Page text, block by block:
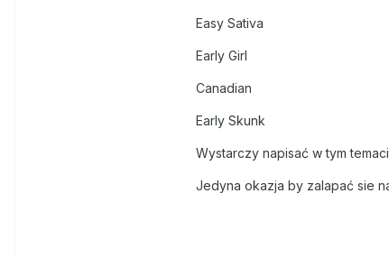
Easy Sativa
Early Girl
Canadian
Early Skunk
Wystarczy napisać w tym
Jedyna okazja by zalapać sie